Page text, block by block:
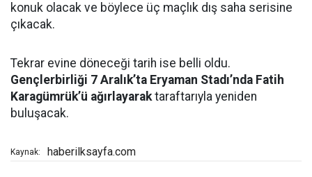
konuk olacak ve böylece üç maçlık dış saha serisine
çıkacak.
Tekrar evine döneceği tarih ise belli oldu.
Gençlerbirliği 7 Aralık’ta Eryaman Stadı’nda Fatih
Karagümrük’ü ağırlayaraktaraftarıyla yeniden
buluşacak.
Kaynak: haberilksayfa.com